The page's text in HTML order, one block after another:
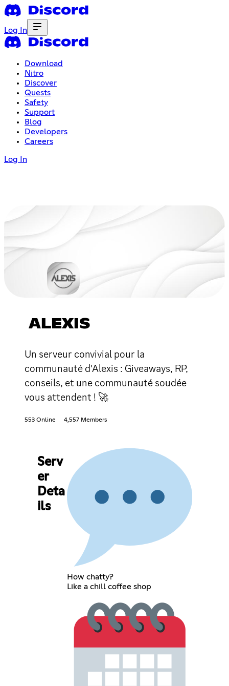
Log In
Download
Nitro
Discover
Quests
Safety
Support
Blog
Developers
Careers
Log In
ALEXIS
Un serveur convivial pour la
communauté d'Alexis : Giveaways, RP,
conseils, et une communauté soudée
vous attendent ! 🚀
553 Online 4,557 Members
Serv
er
Deta
ils
How chatty?
Like a chill coffee shop